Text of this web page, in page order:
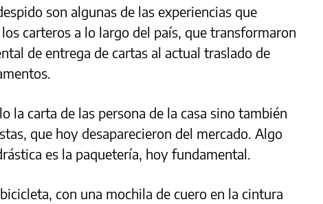
son algunas de las experiencias que
carteros a lo largo del país, que transformaron
de entrega de cartas al actual traslado de
la carta de las persona de la casa sino también
que hoy desaparecieron del mercado. Algo
es la paquetería, hoy fundamental.
con una mochila de cuero en la cintura